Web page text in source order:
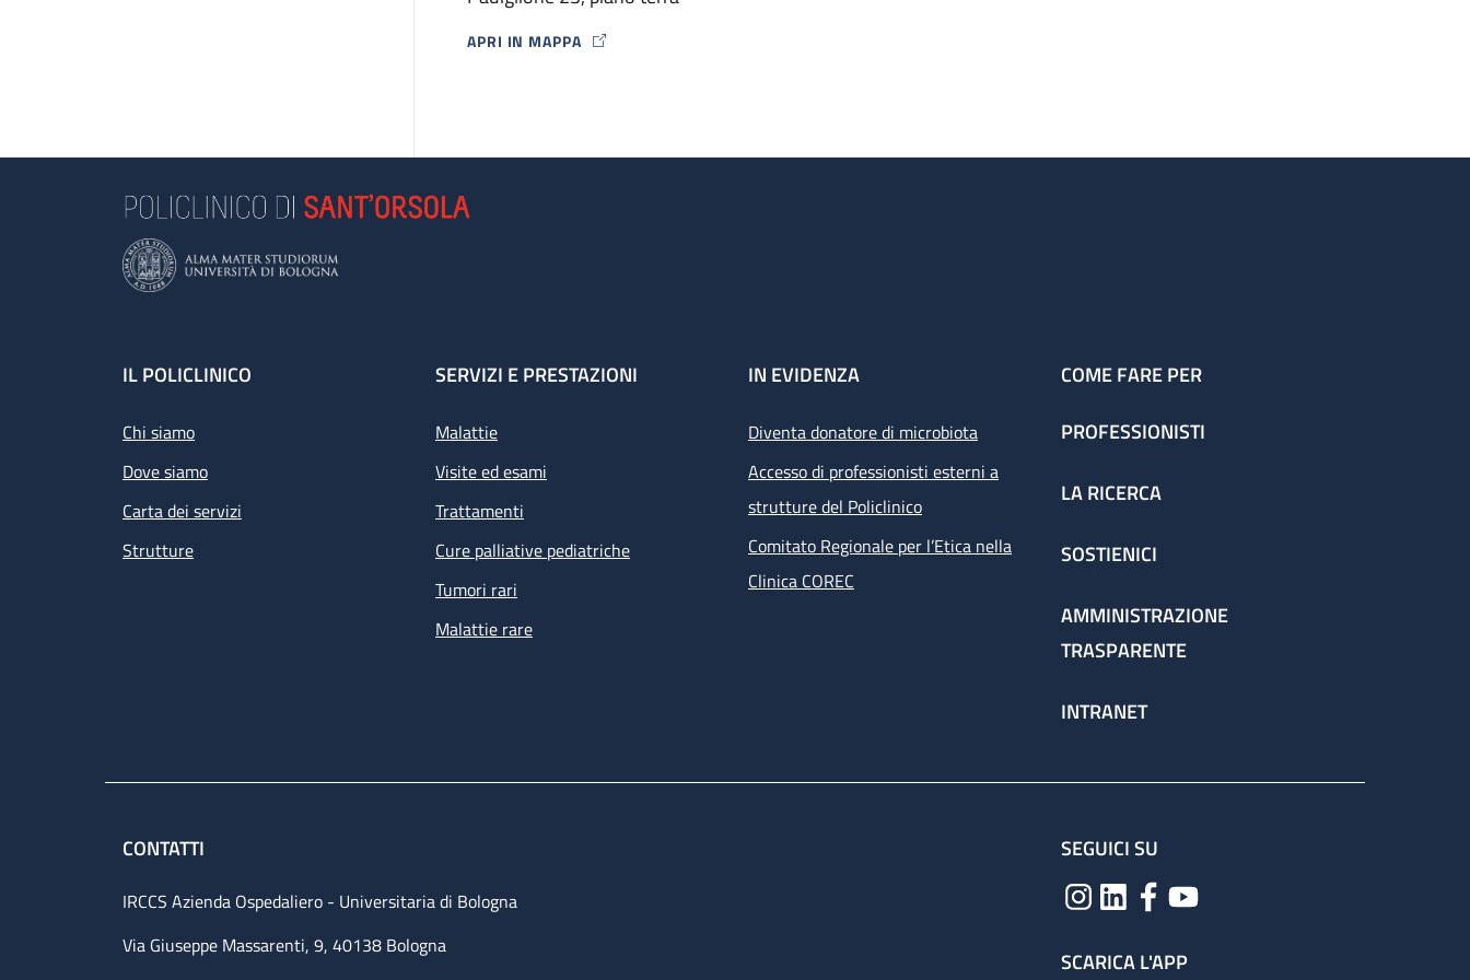
Cuori.
APRI IN MAPPA
MAP ICON
Footer
IL POLICLINICO
Chi siamo
Dove siamo
Carta dei servizi
Strutture
SERVIZI E PRESTAZIONI
Malattie
Visite ed esami
Trattamenti
Cure palliative pediatriche
Tumori rari
Malattie rare
IN EVIDENZA
Diventa donatore di microbiota
Accesso di professionisti esterni a
strutture del Policlinico
Comitato Regionale per l’Etica nella
Clinica COREC
COME FARE PER
PROFESSIONISTI
LA RICERCA
SOSTIENICI
AMMINISTRAZIONE
TRASPARENTE
INTRANET
CONTATTI
IRCCS Azienda Ospedaliero - Universitaria di Bologna
Via Giuseppe Massarenti, 9, 40138 Bologna
SEGUICI SU
SCARICA L'APP